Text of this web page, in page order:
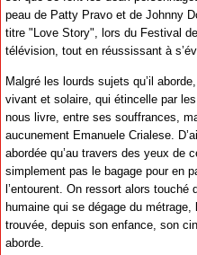
peau de Patty Pravo et de Johnny
titre "Love Story", lors du Festival
télévision, tout en réussissant à
Malgré les lourds sujets qu’il
vivant et solaire, qui étincelle par les
nous livre, entre ses souffrances,
aucunement Emanuele Crialese.
abordée qu’au travers des yeux de
simplement pas le bagage pour en
l’entourent. On ressort alors touché
humaine qui se dégage du métrage,
trouvée, depuis son enfance, son
aborde.